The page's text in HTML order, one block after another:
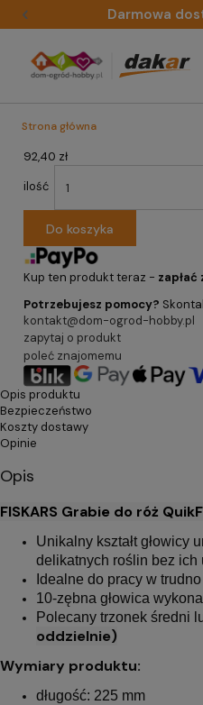
Darmowa
Strona główna
92,40 zł
ilość
Do koszyka
Kup ten produkt teraz - zapłać
Potrzebujesz pomocy?
kontakt@dom-ogrod-hobby.pl
zapytaj o produkt
poleć znajomemu
Opis produktu
Bezpieczeństwo
Koszty dostawy
Opinie
Opis
FISKARS Grabie do róż
Unikalny kształt głowicy
delikatnych roślin bez ich
Idealne do pracy w
10-zębna głowica
Polecany trzonek średni
oddzielnie)
Wymiary produktu:
długość: 225 mm